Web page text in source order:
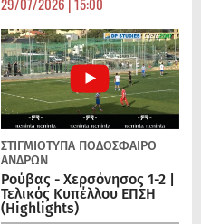
ΣΤΙΓΜΙΟΤΥΠΑ ΠΟΔΌΣΦΑΙΡΟ
ΑΝΔΡΏΝ
Ρούβας - Χερσόνησος 1-2 |
Τελικός Κυπέλλου ΕΠΣΗ
(Highlights)